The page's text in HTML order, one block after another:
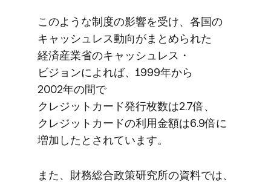
このような​制度の​影響を​受け、​各国の​
キャッシュレス動向が​まとめられた​
経済産業省の​キャッシュレス・
ビジョンに​よれば、​1999年から​
2002年の​間で​
クレジットカード発行枚数は​2.7倍、​
クレジットカードの​利用金額は​6.9倍に​
増加したとされています。
また、​財務総合政策研究所の​資料では、